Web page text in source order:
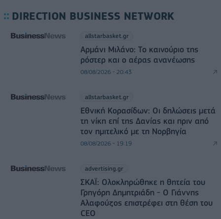
DIRECTION BUSINESS NETWORK
allstarbasket.gr
Αρμάνι Μιλάνο: Το καινούριο της
ρόστερ και ο αέρας ανανέωσης
08/08/2026 - 20:43
allstarbasket.gr
Εθνική Κορασίδων: Οι δηλώσεις μετά
τη νίκη επί της Δανίας και πριν από
τον ημιτελικό με τη Νορβηγία
08/08/2026 - 19:19
advertising.gr
ΣΚΑΪ: Ολοκληρώθηκε η θητεία του
Γρηγόρη Δημητριάδη - Ο Γιάννης
Αλαφούζος επιστρέφει στη θέση του
CEO